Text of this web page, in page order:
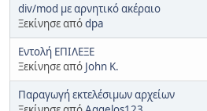
div/mod με αρνητικό ακέραιο
Ξεκίνησε απόdpa
Εντολή ΕΠΙΛΕΞΕ
Ξεκίνησε από John K.
Παραγωγή εκτελέσιμων αρχείων